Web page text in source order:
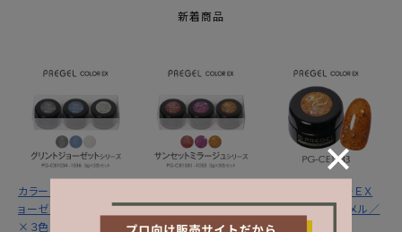
新着商品
カラーＥＸ／グリントジ
ョーゼットシリーズ３ｇ
×３色セット
ミラージュシリーズ ３
ｇ×３色セット
プリジェル カラーＥＸ
／サンセットキャメル／
３ｇ